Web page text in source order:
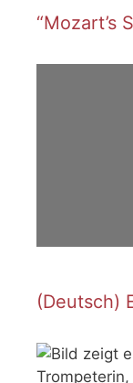
“Mozart’s
(Deutsch)